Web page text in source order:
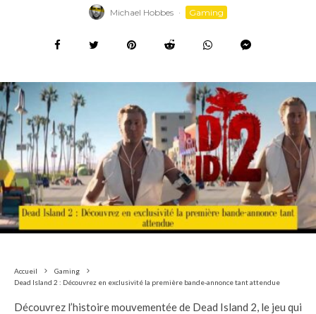
Michael Hobbes · Gaming
Accueil
Gaming
Dead Island 2 : Découvrez en exclusivité la première bande-annonce tant attendue
Découvrez l’histoire mouvementée de Dead Island 2, le jeu qui